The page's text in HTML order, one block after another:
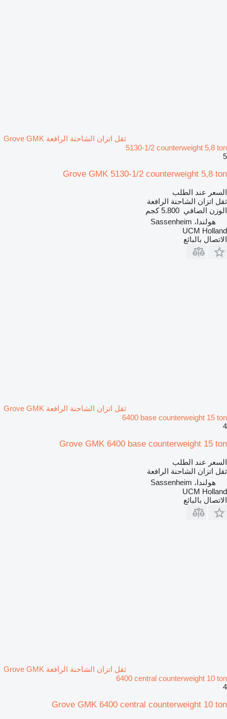
ثقل اتزان الشاحنة الرافعة Grove GMK
5130-1/2 counterweight 5,8 ton
5
Grove GMK 5130-1/2 counterweight 5,8 ton
السعر عند الطلب
ثقل اتزان الشاحنة الرافعة
الوزن الصافي 5.800 كجم
هولندا، Sassenheim
UCM Holland
الاتصال بالبائع
ثقل اتزان الشاحنة الرافعة Grove GMK
6400 base counterweight 15 ton
4
Grove GMK 6400 base counterweight 15 ton
السعر عند الطلب
ثقل اتزان الشاحنة الرافعة
هولندا، Sassenheim
UCM Holland
الاتصال بالبائع
ثقل اتزان الشاحنة الرافعة Grove GMK
6400 central counterweight 10 ton
4
Grove GMK 6400 central counterweight 10 ton